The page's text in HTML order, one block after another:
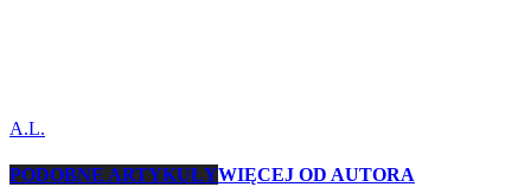
A.L.
PODOBNE ARTYKUŁYWIĘCEJ OD AUTORA